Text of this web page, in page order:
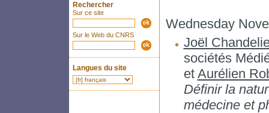
Rechercher
Sur ce site
Sur le Web du CNRS
Langues du site
Wednesday
Joël
sociétés
et Aurélien
Définir la
médecine et